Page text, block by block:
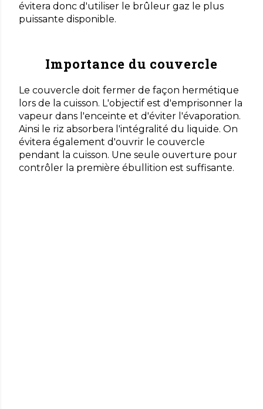
évitera donc d'utiliser le brûleur gaz le plus
puissante disponible.
Importance du couvercle
Le couvercle doit fermer de façon hermétique
lors de la cuisson. L'objectif est d'emprisonner la
vapeur dans l'enceinte et d'éviter l'évaporation.
Ainsi le riz absorbera l'intégralité du liquide. On
évitera également d'ouvrir le couvercle
pendant la cuisson. Une seule ouverture pour
contrôler la première ébullition est suffisante.